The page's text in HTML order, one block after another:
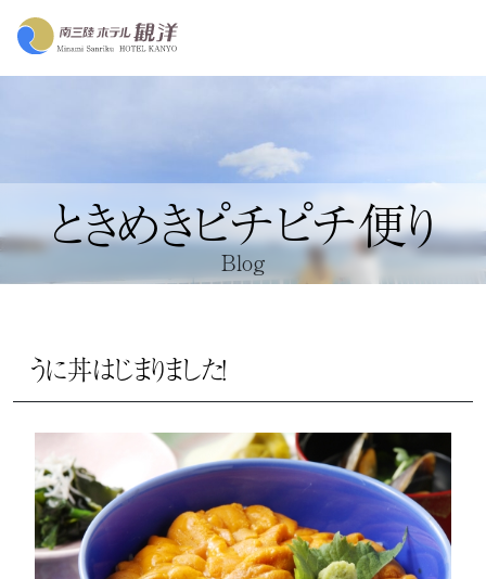
ときめきピチピチ便り
Blog
うに丼はじまりました！